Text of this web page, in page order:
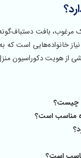
مرغوب، بافت
خانواده‌هایی است
از هویت دکوراسیون
مناسب است؟